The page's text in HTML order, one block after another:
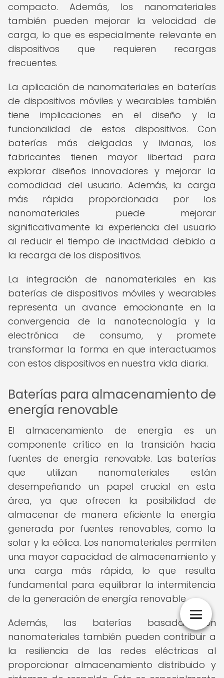
compacto. Además, los nanomateriales
también pueden mejorar la velocidad de
carga, lo que es especialmente relevante en
dispositivos que requieren recargas
frecuentes.
La aplicación de nanomateriales en baterías
de dispositivos móviles y wearables también
tiene implicaciones en el diseño y la
funcionalidad de estos dispositivos. Con
baterías más delgadas y livianas, los
fabricantes tienen mayor libertad para
explorar diseños innovadores y mejorar la
comodidad del usuario. Además, la carga
más rápida proporcionada por los
nanomateriales puede mejorar
significativamente la experiencia del usuario
al reducir el tiempo de inactividad debido a
la recarga de los dispositivos.
La integración de nanomateriales en las
baterías de dispositivos móviles y wearables
representa un avance emocionante en la
convergencia de la nanotecnología y la
electrónica de consumo, y promete
transformar la forma en que interactuamos
con estos dispositivos en nuestra vida diaria.
Baterías para almacenamiento de
energía renovable
El almacenamiento de energía es un
componente crítico en la transición hacia
fuentes de energía renovable. Las baterías
que utilizan nanomateriales están
desempeñando un papel crucial en esta
área, ya que ofrecen la posibilidad de
almacenar de manera eficiente la energía
generada por fuentes renovables, como la
solar y la eólica. Los nanomateriales permiten
una mayor capacidad de almacenamiento y
una carga más rápida, lo que resulta
fundamental para equilibrar la intermitencia
de la generación de energía renovable.
Además, las baterías basadas en
nanomateriales también pueden contribuir a
la resiliencia de las redes eléctricas al
proporcionar almacenamiento distribuido y